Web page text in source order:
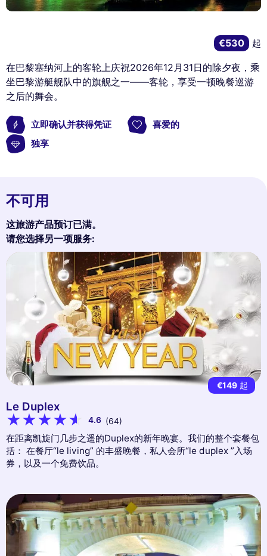
在巴黎塞纳河上的客轮上庆祝2026年12月31日的除夕夜，乘
坐巴黎游艇舰队中的旗舰之一——客轮，享受一顿晚餐巡游
之后的舞会。
立即确认并获得凭证
喜爱的
独享
€530 起
不可用
这旅游产品预订已满。
请您选择另一项服务:
€149 起
Le Duplex
4.6 (64)
在距离凯旋门几步之遥的Duplex的新年晚宴。我们的整个套餐包
括： 在餐厅“le living” 的丰盛晚餐，私人会所“le duplex ”入场
券，以及一个免费饮品。